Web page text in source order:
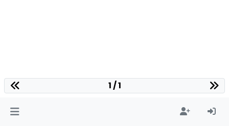
1 / 1